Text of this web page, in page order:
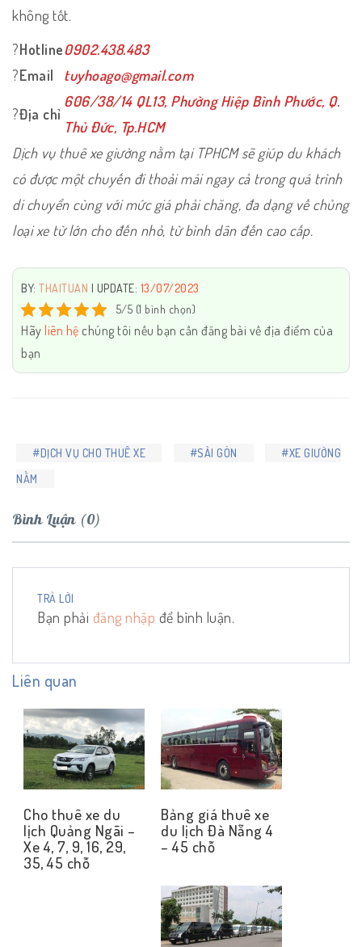
không tốt.
?Hotline0902.438.483
?Email tuyhoago@gmail.com
?Địa chỉ
606/38/14 QL13, Phường Hiệp Bình Phước, Q.
Thủ Đức, Tp.HCM
Dịch vụ thuê xe giường nằm tại TPHCM sẽ giúp du khách
có được một chuyến đi thoải mái ngay cả trong quá trình
di chuyển cùng với mức giá phải chăng, đa dạng về chủng
loại xe từ lớn cho đến nhỏ, từ bình dân đến cao cấp.
BY: THAITUAN | UPDATE: 13/07/2023
5/5 (1 bình chọn)
Hãy liên hệ chúng tôi nếu bạn cần đăng bài về địa điểm của
bạn
#DỊCH VỤ CHO THUÊ XE #SÀI GÒN
#XE GIƯỜNG
NẰM
Bình Luận (0)
TRẢ LỜI
Bạn phải đăng nhập để bình luận.
Liên quan
Cho thuê xe du
lịch Quảng Ngãi –
Xe 4, 7, 9, 16, 29,
35, 45 chỗ
Bảng giá thuê xe
du lịch Đà Nẵng 4
– 45 chỗ